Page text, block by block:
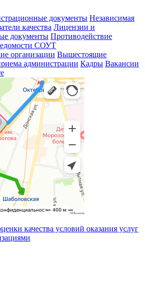
документы Независимая
качества Лицензии и
документы Противодействие
СОУТ
организации Вышестоящие
администрации Кадры Вакансии
качества условий оказания услуг